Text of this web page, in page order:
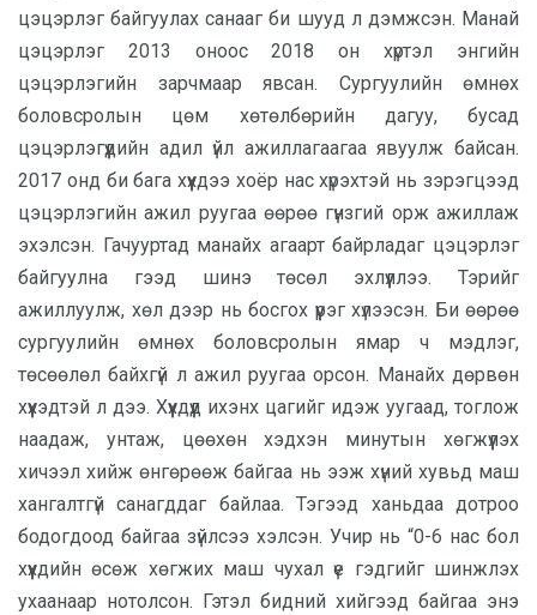
цэцэрлэг байгуулах санааг би шууд л дэмжсэн. Манай
цэцэрлэг 2013 оноос 2018 он хүртэл энгийн
цэцэрлэгийн зарчмаар явсан. Сургуулийн өмнөх
боловсролын цөм хөтөлбөрийн дагуу, бусад
цэцэрлэгүүдийн адил үйл ажиллагаагаа явуулж байсан.
2017 онд би бага хүүхдээ хоёр нас хүрэхтэй нь зэрэгцээд
цэцэрлэгийн ажил руугаа өөрөө гүнзгий орж ажиллаж
эхэлсэн. Гачууртад манайх агаарт байрладаг цэцэрлэг
байгуулна гээд шинэ төсөл эхлүүллээ. Тэрийг
ажиллуулж, хөл дээр нь босгох үүрэг хүлээсэн. Би өөрөө
сургуулийн өмнөх боловсролын ямар ч мэдлэг,
төсөөлөл байхгүй л ажил руугаа орсон. Манайх дөрвөн
хүүхэдтэй л дээ. Хүүхдүүд ихэнх цагийг идэж уугаад, тоглож
наадаж, унтаж, цөөхөн хэдхэн минутын хөгжүүлэх
хичээл хийж өнгөрөөж байгаа нь ээж хүний хувьд маш
хангалтгүй санагддаг байлаа. Тэгээд ханьдаа дотроо
бодогдоод байгаа зүйлсээ хэлсэн. Учир нь “0-6 нас бол
хүүхдийн өсөж хөгжих маш чухал үе гэдгийг шинжлэх
ухаанаар нотолсон. Гэтэл бидний хийгээд байгаа энэ